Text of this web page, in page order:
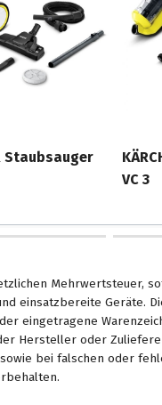
Staubsauger
VC 3
Mehrwertsteuer,
einsatzbereite Geräte.
eingetragene
Hersteller oder
bei falschen oder